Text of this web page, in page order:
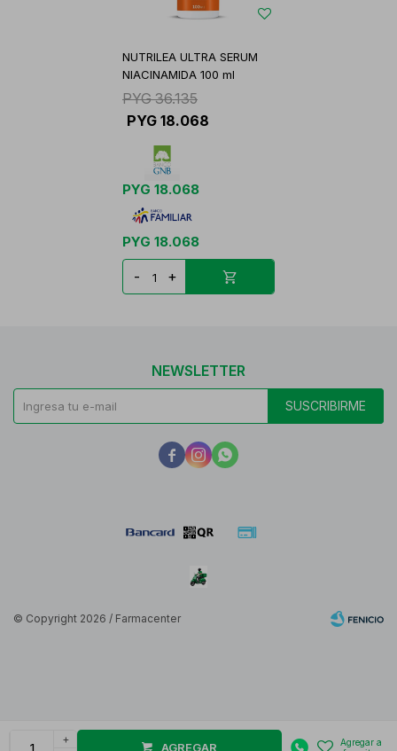
+
AGREGAR
NUTRILEA ULTRA SERUM
NIACINAMIDA 100 ml
PYG 36.135
PYG 18.068
PYG 18.068
PYG 18.068
- +
NEWSLETTER
SUSCRIBIRME
  
© Copyright 2026 / Farmacenter
Fenicio